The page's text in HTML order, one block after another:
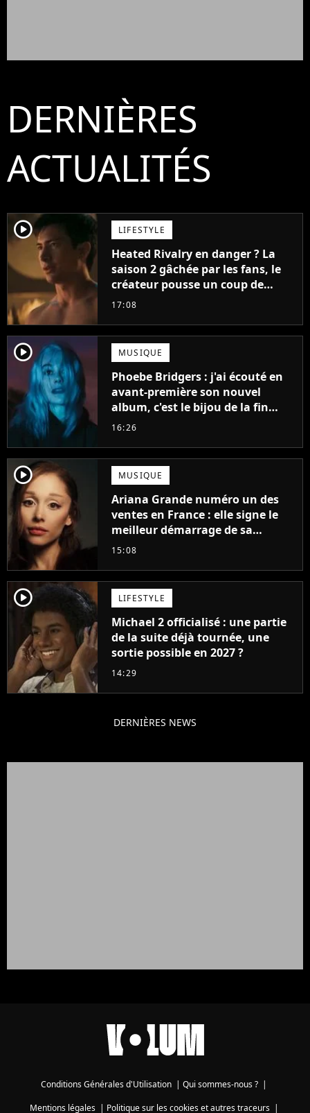
DERNIÈRES
ACTUALITÉS
player2 LIFESTYLE
Heated Rivalry en danger ? La
saison 2 gâchée par les fans, le
créateur pousse un coup de
gueule
17:08
player2 MUSIQUE
Phoebe Bridgers : j'ai écouté en
avant-première son nouvel
album, c'est le bijou de la fin
d'été
16:26
player2 MUSIQUE
Ariana Grande numéro un des
ventes en France : elle signe le
meilleur démarrage de sa
carrière avec son album Petal
15:08
player2 LIFESTYLE
Michael 2 officialisé : une partie
de la suite déjà tournée, une
sortie possible en 2027 ?
14:29
DERNIÈRES NEWS
Conditions Générales d'Utilisation | Qui sommes-nous ? |
Mentions légales| Politique sur les cookies et autres traceurs|